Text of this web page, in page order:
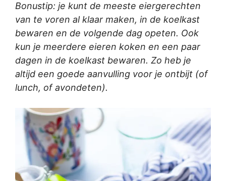
Bonustip: je kunt de meeste eiergerechten
van te voren al klaar maken, in de koelkast
bewaren en de volgende dag opeten. Ook
kun je meerdere eieren koken en een paar
dagen in de koelkast bewaren. Zo heb je
altijd een goede aanvulling voor je ontbijt (of
lunch, of avondeten).